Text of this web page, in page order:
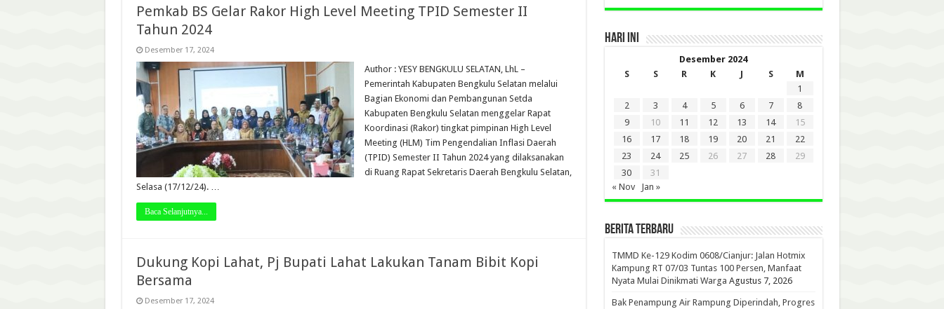
Pemkab BS Gelar Rakor High Level Meeting TPID Semester II
Tahun 2024
Desember 17, 2024
Author : YESY BENGKULU SELATAN, LhL –
Pemerintah Kabupaten Bengkulu Selatan melalui
Bagian Ekonomi dan Pembangunan Setda
Kabupaten Bengkulu Selatan menggelar Rapat
Koordinasi (Rakor) tingkat pimpinan High Level
Meeting (HLM) Tim Pengendalian Inflasi Daerah
(TPID) Semester II Tahun 2024 yang dilaksanakan
di Ruang Rapat Sekretaris Daerah Bengkulu Selatan,
Selasa (17/12/24). …
Baca Selanjutnya...
Dukung Kopi Lahat, Pj Bupati Lahat Lakukan Tanam Bibit Kopi
Bersama
Desember 17, 2024
HARI INI
Desember 2024
S
S R K J S
M
1
2
3 4 5 6 7
8
9
10 11 12 13 14
15
16
17 18 19 20 21
22
23
24 25 26 27 28
29
30
31
« Nov
Jan »
BERITA TERBARU
TMMD Ke-129 Kodim 0608/Cianjur: Jalan Hotmix
Kampung RT 07/03 Tuntas 100 Persen, Manfaat
Nyata Mulai Dinikmati Warga Agustus 7, 2026
Bak Penampung Air Rampung Diperindah, Progres